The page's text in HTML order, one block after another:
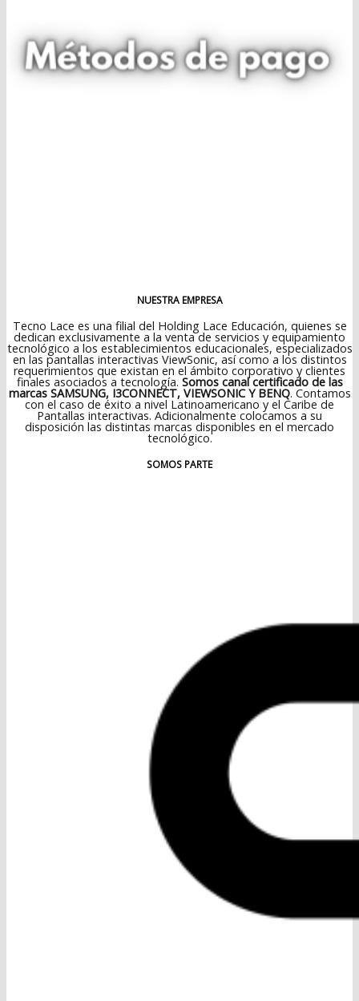
NUESTRA EMPRESA
Tecno Lace es una filial del Holding Lace Educación, quienes se
dedican exclusivamente a la venta de servicios y equipamiento
tecnológico a los establecimientos educacionales, especializados
en las pantallas interactivas ViewSonic, así como a los distintos
requerimientos que existan en el ámbito corporativo y clientes
finales asociados a tecnología. Somos canal certificado de las
marcas SAMSUNG, I3CONNECT, VIEWSONIC Y BENQ. Contamos
con el caso de éxito a nivel Latinoamericano y el Caribe de
Pantallas interactivas. Adicionalmente colocamos a su
disposición las distintas marcas disponibles en el mercado
tecnológico.
SOMOS PARTE